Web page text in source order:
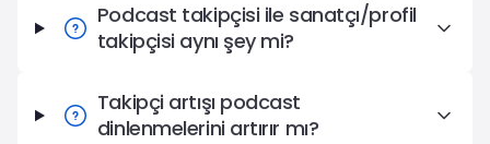
Podcast takipçisi ile sanatçı/profil
takipçisi aynı şey mi?
Takipçi artışı podcast
dinlenmelerini artırır mı?